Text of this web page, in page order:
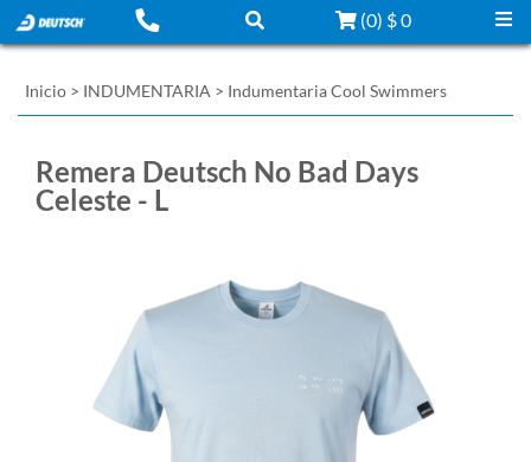
(0) $ 0
Inicio > INDUMENTARIA > Indumentaria Cool Swimmers
Remera Deutsch No Bad Days
Celeste - L